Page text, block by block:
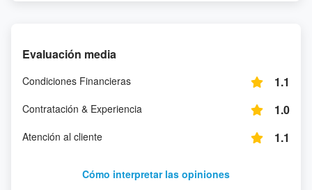
cuesta contactar, faltan explicaciones y se percibe
mal trato.
por problemas operativos que se alargan. Cuando
es lenta y desgastante.
Evaluación media
Condiciones Financieras 1.1
Contratación & Experiencia 1.0
Atención al cliente 1.1
Cómo interpretar las opiniones